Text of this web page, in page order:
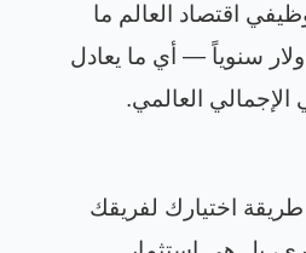
اقتصاد العالم ما
دولار سنوياً — أي ما يعادل
.
طريقة اختيارك لفريقك